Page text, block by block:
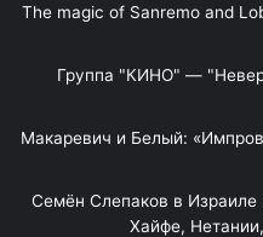
"The magic of Sanremo and
Группа "КИНО" —
Макаревич и Белый:
Семён Слепаков в
Хайфе,